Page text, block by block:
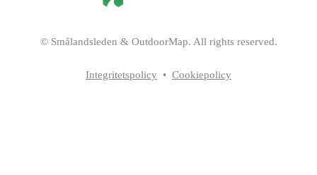
© Smålandsleden & OutdoorMap. All rights reserved.
Integritetspolicy • Cookiepolicy